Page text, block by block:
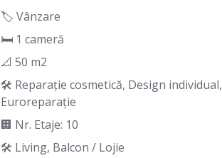
🏷️ Vânzare
🛏 1 cameră
📐 50 m2
🛠️ Reparație cosmetică, Design individual,
Euroreparație
🏢 Nr. Etaje: 10
🛠️ Living, Balcon / Lojie